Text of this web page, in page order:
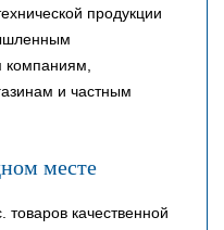
продукции
компаниям,
и частным
месте
качественной